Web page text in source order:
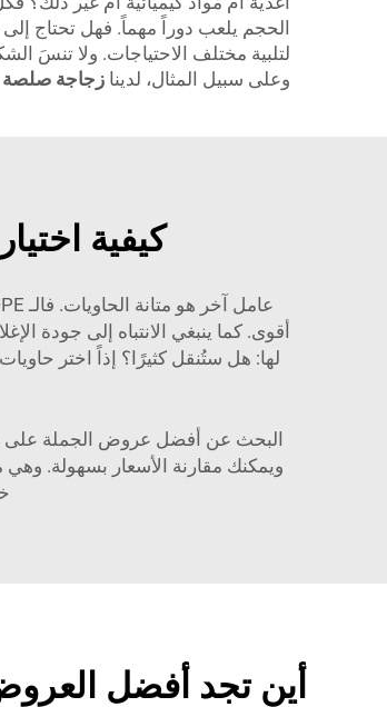
لتلبية مختلف الاحتياجات. ولا تنسَ
وعلى سبيل المثال، لدينا زجاجة صلصة
كيفية
أقوى. كما ينبغي الانتباه إلى جودة
ويمكنك مقارنة الأسعار بسهولة. وهي
أين تجد أفضل